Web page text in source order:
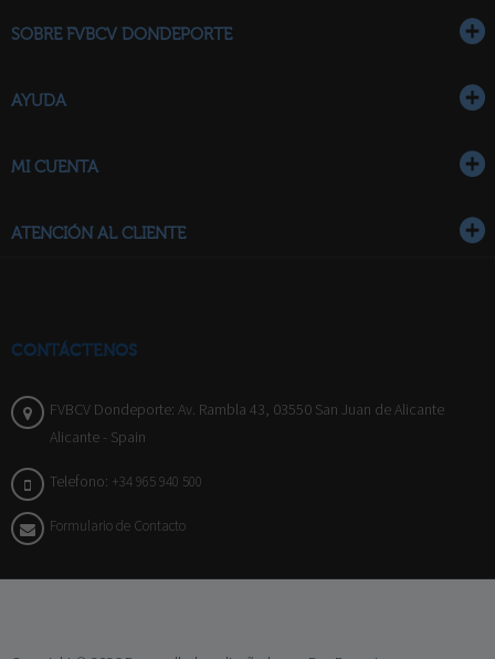
SOBRE FVBCV DONDEPORTE
AYUDA
MI CUENTA
ATENCIÓN AL CLIENTE
CONTÁCTENOS
FVBCV Dondeporte: Av. Rambla 43, 03550 San Juan de Alicante
Alicante - Spain
Telefono: +34 965 940 500
Formulario de Contacto